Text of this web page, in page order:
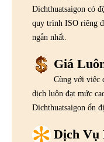
Dichthuatsaigon có
quy trình ISO riêng
ngắn nhất.
Giá
Cùng với việc
dịch luôn đạt mức
Dichthuatsaigon ổn
Dịch Vụ